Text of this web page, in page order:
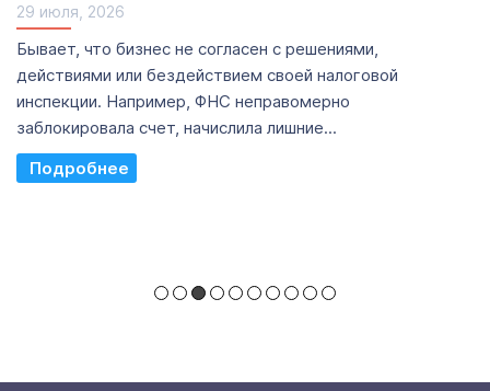
28 июля, 2026
Вместе с экспертами Destra Legal разбираемся, как
оформить ЛПХ в 2026 году — пошагово и без
сложных юридических терминов. Будет...
Read More